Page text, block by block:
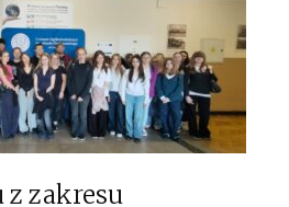
z zakresu